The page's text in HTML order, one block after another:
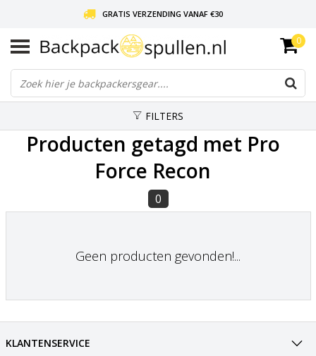
GRATIS VERZENDING VANAF €30
LIEFDE VOOR BACKPACKEN!
30 DAGEN GRATIS RETOUR
0
FILTERS
Producten getagd met Pro
Force Recon
0
Geen producten gevonden!...
KLANTENSERVICE